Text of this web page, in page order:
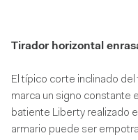
Tirador horizontal
El típico corte inclinado
marca un signo constante
batiente Liberty realizado
armario puede ser